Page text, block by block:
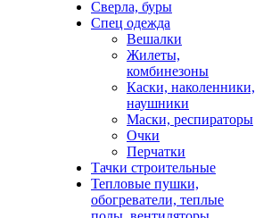
Сверла, буры
Спец одежда
Вешалки
Жилеты,
комбинезоны
Каски, наколенники,
наушники
Маски, респираторы
Очки
Перчатки
Тачки строительные
Тепловые пушки,
обогреватели, теплые